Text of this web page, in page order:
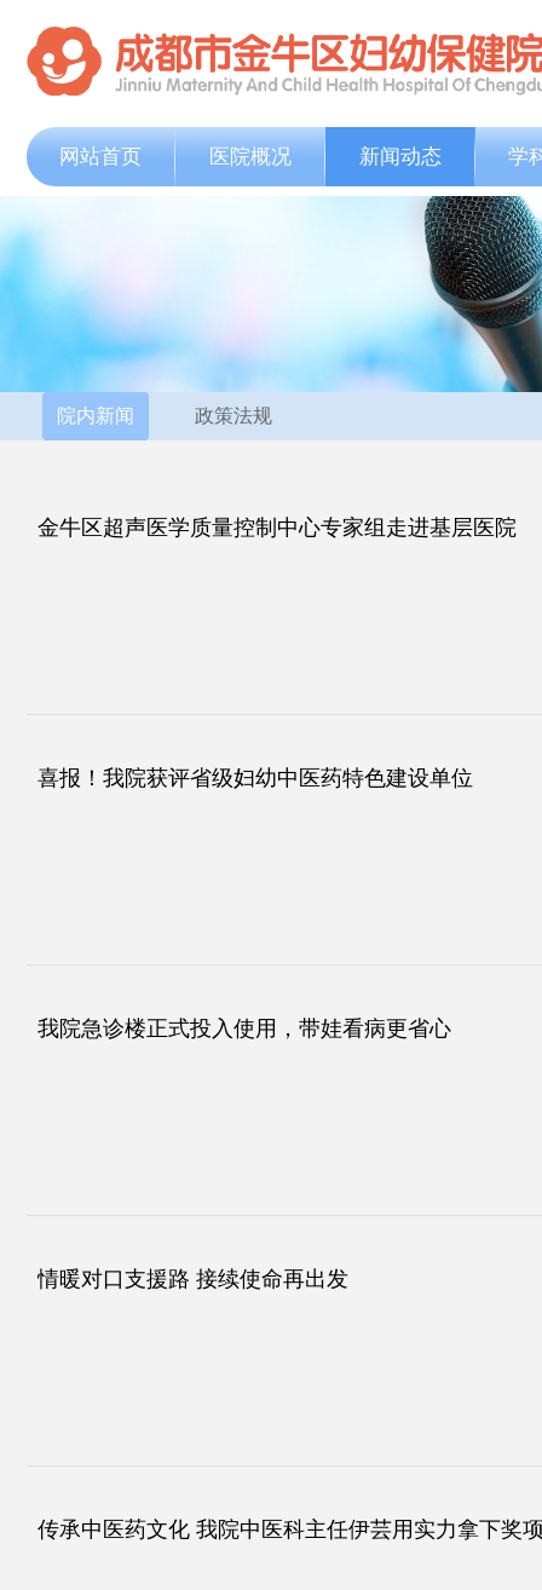
网站首页 医院概况 新闻动态 学
院内新闻 政策法规
金牛区超声医学质量控制中心专家组走进基层医院
喜报！我院获评省级妇幼中医药特色建设单位
我院急诊楼正式投入使用，带娃看病更省心
情暖对口支援路 接续使命再出发
传承中医药文化 我院中医科主任伊芸用实力拿下奖